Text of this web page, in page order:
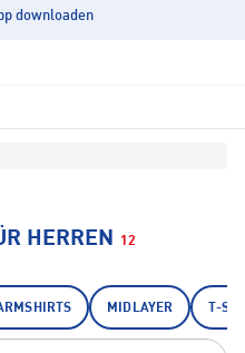
downloaden
HERREN 12
MIDLAYER T-